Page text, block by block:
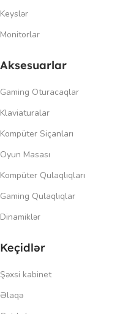
Keyslər
Monitorlar
Aksesuarlar
Gaming Oturacaqlar
Klaviaturalar
Kompüter Siçanları
Oyun Masası
Kompüter Qulaqlıqları
Gaming Qulaqlıqlar
Dinamiklər
Keçidlər
Şəxsi kabinet
Əlaqə